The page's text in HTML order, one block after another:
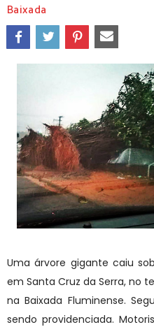
Baixada
Uma árvore gigante caiu
em Santa Cruz da Serra, no
na Baixada Fluminense.
sendo providenciada.